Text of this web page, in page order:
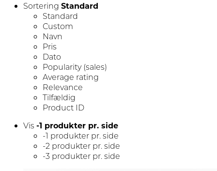
Sortering Standard
Standard
Custom
Navn
Pris
Dato
Popularity (sales)
Average rating
Relevance
Tilfældig
Product ID
Vis -1 produkter pr. side
-1 produkter pr. side
-2 produkter pr. side
-3 produkter pr. side